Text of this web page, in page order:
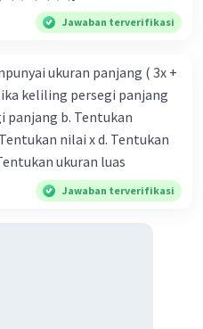
Jawaban terverifikasi
ukuran panjang ( 3x +
keliling persegi panjang
panjang b. Tentukan
nilai x d. Tentukan
ukuran luas
Jawaban terverifikasi